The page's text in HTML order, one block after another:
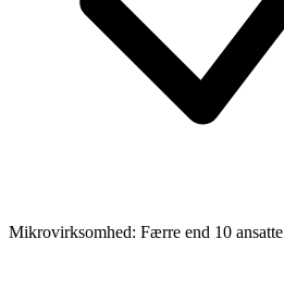
Mikrovirksomhed: Færre end 10 ansatte